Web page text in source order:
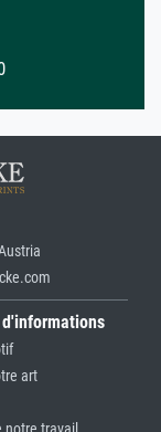
art